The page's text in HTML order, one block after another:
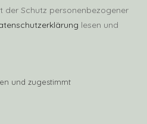
der Schutz personenbezogener
lesen und
und zugestimmt